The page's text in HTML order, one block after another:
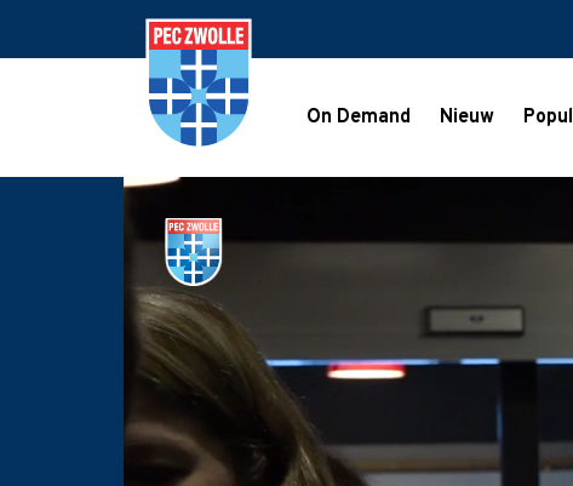
On Demand Nieuw